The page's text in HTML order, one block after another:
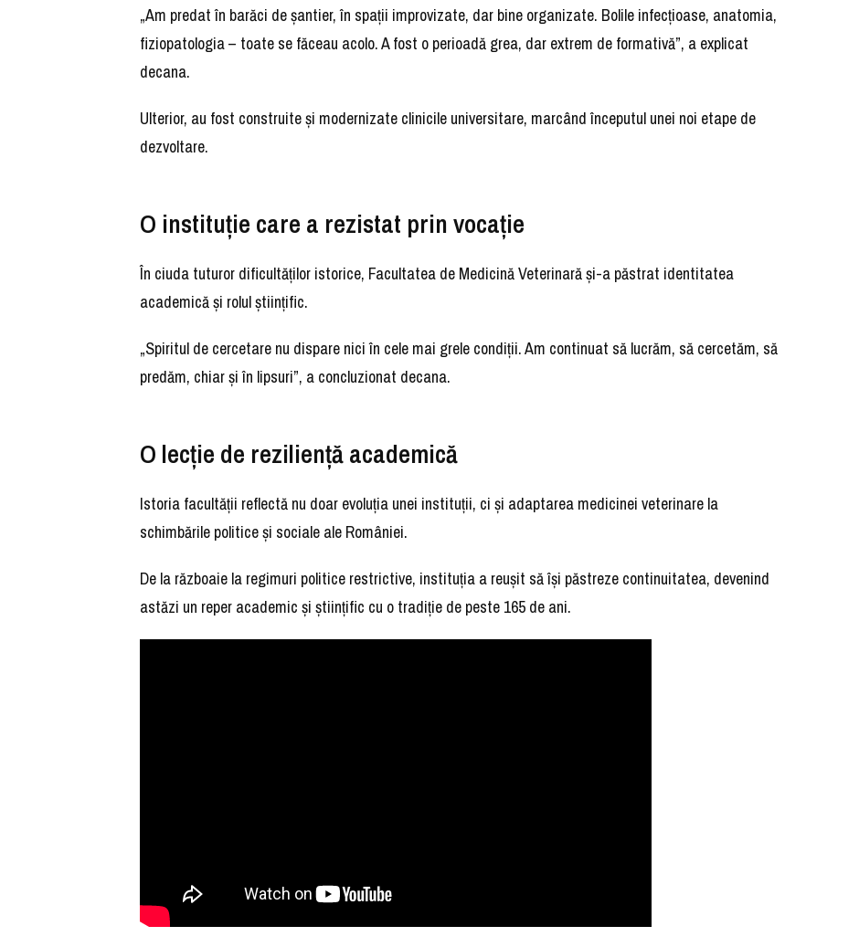
„Am predat în barăci de șantier, în spații improvizate, dar bine organizate. Bolile infecțioase, anatomia,
fiziopatologia – toate se făceau acolo. A fost o perioadă grea, dar extrem de formativă”, a explicat
decana.
Ulterior, au fost construite și modernizate clinicile universitare, marcând începutul unei noi etape de
dezvoltare.
O instituție care a rezistat prin vocație
În ciuda tuturor dificultăților istorice, Facultatea de Medicină Veterinară și-a păstrat identitatea
academică și rolul științific.
„Spiritul de cercetare nu dispare nici în cele mai grele condiții. Am continuat să lucrăm, să cercetăm, să
predăm, chiar și în lipsuri”, a concluzionat decana.
O lecție de reziliență academică
Istoria facultății reflectă nu doar evoluția unei instituții, ci și adaptarea medicinei veterinare la
schimbările politice și sociale ale României.
De la războaie la regimuri politice restrictive, instituția a reușit să își păstreze continuitatea, devenind
astăzi un reper academic și științific cu o tradiție de peste 165 de ani.